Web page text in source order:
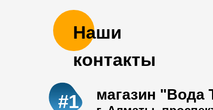
Наши
контакты
магазин "Вода
#1